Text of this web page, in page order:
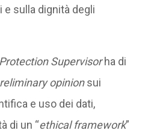
sulla dignità degli
Supervisorha di
opinionsui
e uso dei dati,
di un “ethical framework”